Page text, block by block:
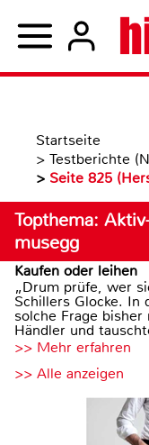
Startseite
> Testberichte
>
Seite
Topthema:
musegg
Kaufen oder leihen
„Drum prüfe, wer
Schillers Glocke. In
solche Frage
Händler und
>> Mehr erfahren
>> Alle anzeigen